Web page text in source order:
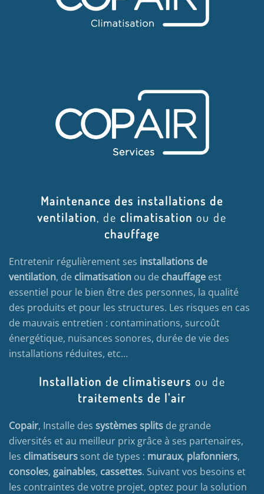
Maintenance des installations de
ventilation, de climatisation ou de
chauffage
Entretenir régulièrement ses installations de
ventilation, de climatisation ou de chauffage est
essentiel pour le bien être des personnes, la qualité
des produits et pour les structures. Les risques en cas
de mauvais entretien : contaminations, surcoût
énergétique, nuisances sonores, durée de vie des
installations réduites, etc…
Installation de climatiseurs ou de
traitements de l'air
Copair, Installe des systèmes splits de grande
diversités et au meilleur prix grâce à ses partenaires,
les climatiseurs sont de types : muraux, plafonniers,
consoles, gainables, cassettes. Suivant vos besoins et
les contraintes de votre projet, optez pour la solution